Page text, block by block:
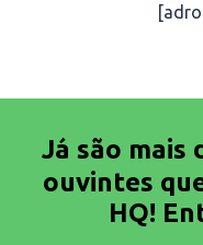
Já são mais
ouvintes
HQ!